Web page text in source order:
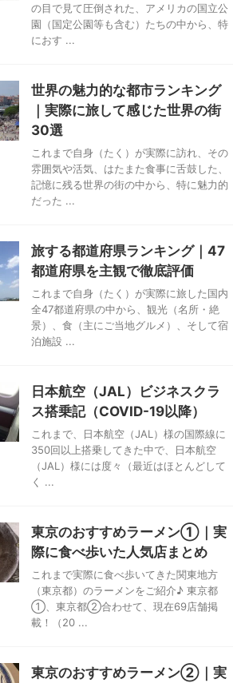
の目で見て圧倒された、アメリカの国立公
園（国定公園等も含む）たちの中から、特
におす ...
世界の魅力的な都市ランキング
｜実際に旅して感じた世界の街
30選
これまで自身（たく）が実際に訪れ、その
雰囲気や活気、はたまた食事に舌鼓した、
記憶に残る世界の街の中から、特に魅力的
だった ...
旅する都道府県ランキング｜47
都道府県を主観で徹底評価
これまで自身（たく）が実際に旅した国内
全47都道府県の中から、観光（名所・絶
景）、食（主にご当地グルメ）、そして宿
泊施設 ...
日本航空（JAL）ビジネスクラ
ス搭乗記（COVID-19以降）
これまで、日本航空（JAL）様の国際線に
350回以上搭乗してきた中で、日本航空
（JAL）様には度々（最近はほとんどして
く ...
東京のおすすめラーメン①｜実
際に食べ歩いた人気店まとめ
これまで実際に食べ歩いてきた関東地方
（東京都）のラーメンをご紹介♪ 東京都
①、東京都②合わせて、現在69店舗掲
載！（20 ...
東京のおすすめラーメン②｜実